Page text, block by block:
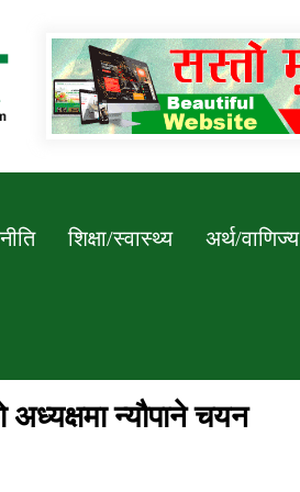
Newssarokar
शिक्षा/स्वास्थ्य अर्थ/वाणिज्य
न्यौपाने चयन